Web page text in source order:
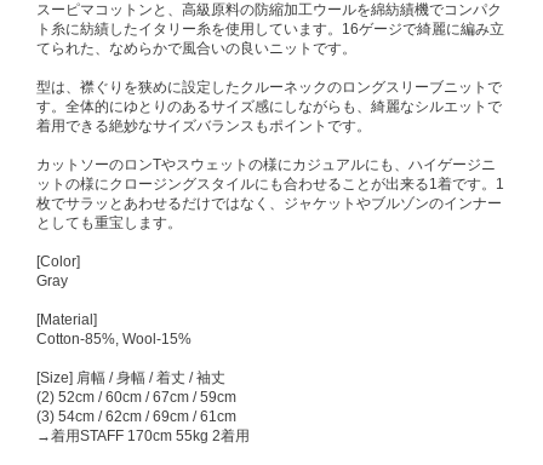
スーピマコットンと、高級原料の防縮加工ウールを綿紡績機でコンパク
ト糸に紡績したイタリー糸を使用しています。16ゲージで綺麗に編み立
てられた、なめらかで風合いの良いニットです。
型は、襟ぐりを狭めに設定したクルーネックのロングスリーブニットで
す。全体的にゆとりのあるサイズ感にしながらも、綺麗なシルエットで
着用できる絶妙なサイズバランスもポイントです。
カットソーのロンTやスウェットの様にカジュアルにも、ハイゲージニ
ットの様にクロージングスタイルにも合わせることが出来る1着です。1
枚でサラッとあわせるだけではなく、ジャケットやブルゾンのインナー
としても重宝します。
[Color]
Gray
[Material]
Cotton-85%, Wool-15%
[Size] 肩幅 / 身幅 / 着丈 / 袖丈
(2) 52cm / 60cm / 67cm / 59cm
(3) 54cm / 62cm / 69cm / 61cm
→着用STAFF 170cm 55kg 2着用